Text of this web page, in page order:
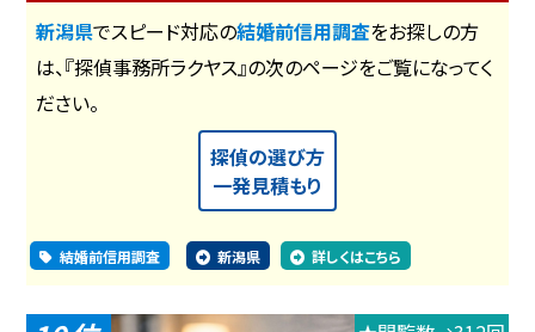
新潟県でスピード対応の結婚前信用調査をお探しの方
は、『探偵事務所ラクヤス』の次のページをご覧になってく
ださい。
探偵の選び方
一発見積もり
結婚前信用調査 新潟県 詳しくはこちら